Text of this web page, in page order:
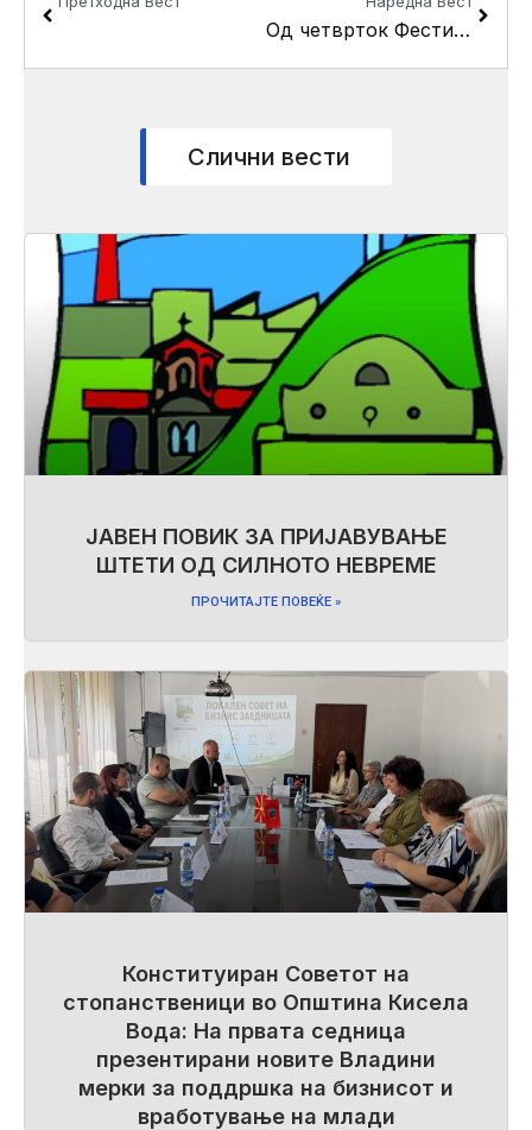
​Од четврток Фестивал на инклузија во општина Кисела Вода
Слични вести
ЈАВЕН ПОВИК ЗА ПРИЈАВУВАЊЕ
ШТЕТИ ОД СИЛНОТО НЕВРЕМЕ
ПРОЧИТАЈТЕ ПОВЕЌЕ »
Конституиран Советот на
стопанственици во Општина Кисела
Вода: На првата седница
презентирани новите Владини
мерки за поддршка на бизнисот и
вработување на млади